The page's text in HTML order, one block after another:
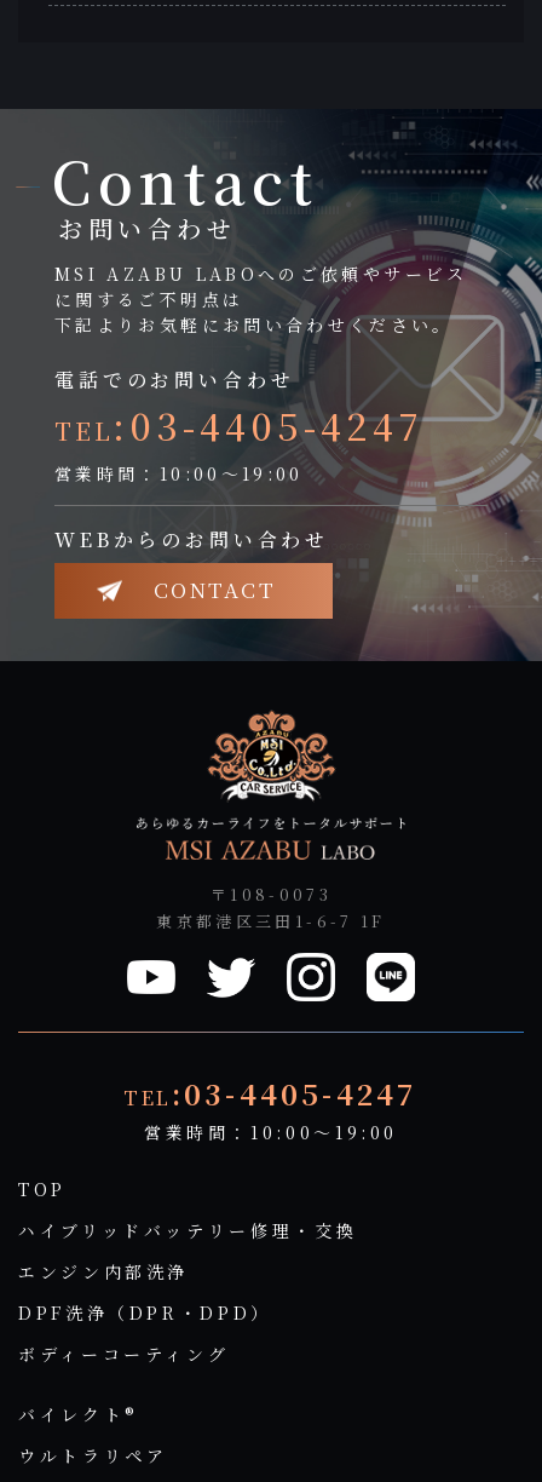
Contact
お問い合わせ
MSI AZABU LABOへのご依頼やサービス
に関するご不明点は
下記よりお気軽にお問い合わせください。
電話でのお問い合わせ
TEL :03-4405-4247
営業時間：10:00～19:00
WEBからのお問い合わせ
CONTACT
〒108-0073
東京都港区三田1-6-7 1F
TEL :03-4405-4247
営業時間：10:00～19:00
TOP
ハイブリッドバッテリー修理・交換
エンジン内部洗浄
DPF洗浄（DPR・DPD）
ボディーコーティング
バイレクト®
ウルトラリペア